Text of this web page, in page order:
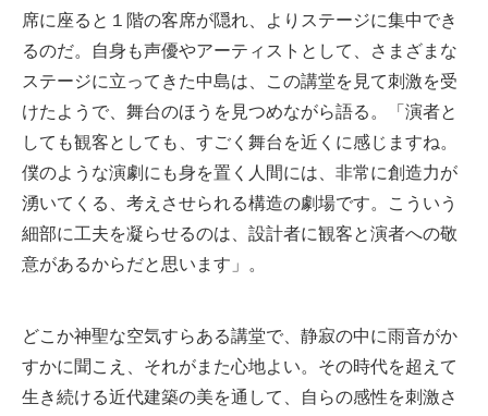
席に座ると１階の客席が隠れ、よりステージに集中でき
るのだ。自身も声優やアーティストとして、さまざまな
ステージに立ってきた中島は、この講堂を見て刺激を受
けたようで、舞台のほうを見つめながら語る。「演者と
しても観客としても、すごく舞台を近くに感じますね。
僕のような演劇にも身を置く人間には、非常に創造力が
湧いてくる、考えさせられる構造の劇場です。こういう
細部に工夫を凝らせるのは、設計者に観客と演者への敬
意があるからだと思います」。
どこか神聖な空気すらある講堂で、静寂の中に雨音がか
すかに聞こえ、それがまた心地よい。その時代を超えて
生き続ける近代建築の美を通して、自らの感性を刺激さ